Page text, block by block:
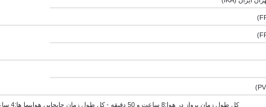
کل طول زمان پرواز در هوا:8 ساعت و 50 دقیقه - کل طول زمان جابجایی هواپیما ها:4 ساعت و 05 دقیقه - کل طول زمان سفر:12 ساعت و 55 دقیقه